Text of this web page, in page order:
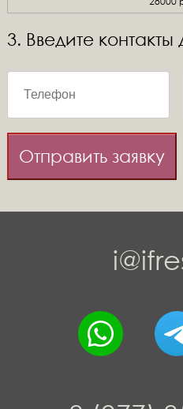
3. Введите контакты
Отправить заявку